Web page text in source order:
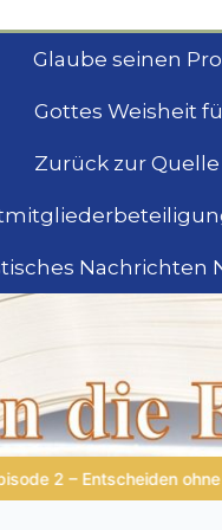
Glaube seinen
Gottes Weisheit
Zurück zur
Nachrichten
ist als Reflexion |